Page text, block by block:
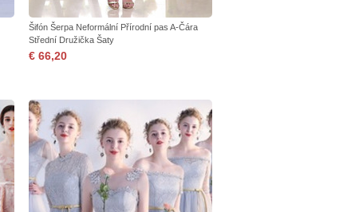
Šifón Šerpa Neformální Přírodní pas A-Čára
Střední Družička Šaty
€ 66,20